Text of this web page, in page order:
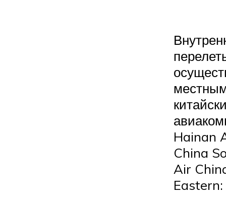
Hainan
China
Air
Eastern: